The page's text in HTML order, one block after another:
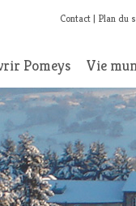
Contact Plan du
Pomeys Vie